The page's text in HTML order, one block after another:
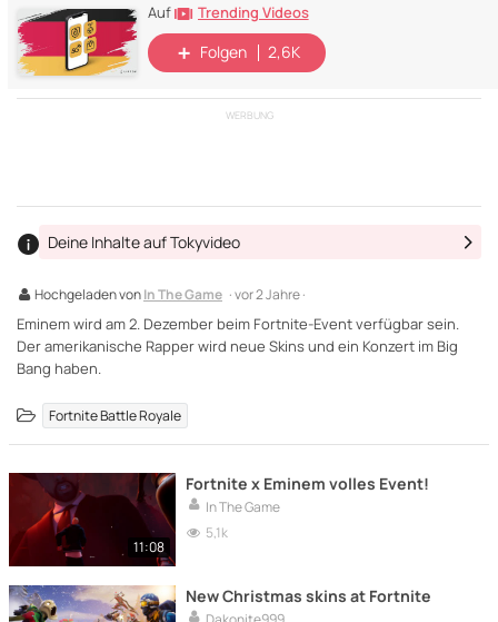
Auf Trending Videos
Folgen 2,6K
WERBUNG
Hochgeladen vonIn The Game · vor 2 Jahre ·
Deine Inhalte auf Tokyvideo
Eminem wird am 2. Dezember beim Fortnite-Event verfügbar sein.
Der amerikanische Rapper wird neue Skins und ein Konzert im Big
Bang haben.
Fortnite Battle Royale
11:08
Fortnite x Eminem volles Event!
In The Game
5,1k
New Christmas skins at Fortnite